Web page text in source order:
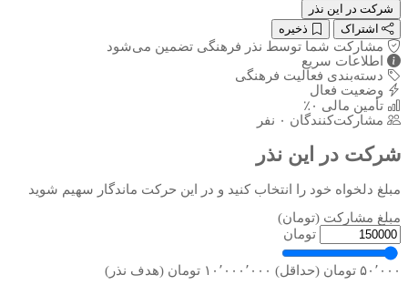
شرکت در این نذر
اشتراک
ذخیره
مشارکت شما توسط نذر فرهنگی تضمین می‌شود
اطلاعات سریع
دسته‌بندی فعالیت فرهنگی
وضعیت فعال
تأمین مالی ۰٪
مشارکت‌کنندگان ۰ نفر
شرکت در این نذر
مبلغ دلخواه خود را انتخاب کنید و در این حرکت ماندگار سهیم شوید
مبلغ مشارکت (تومان)
تومان
۵۰٬۰۰۰ تومان (حداقل)
۱۰٬۰۰۰٬۰۰۰ تومان (هدف نذر)